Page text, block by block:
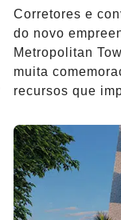
Corretores e
do novo
Metropolitan
muita
recursos que